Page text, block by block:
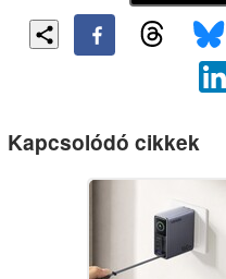
Kapcsolódó cikkek